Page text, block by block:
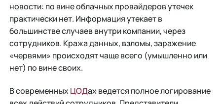
новости: по вине облачных провайдеров утечек
практически нет. Информация утекает в
большинстве случаев внутри компании, через
сотрудников. Кража данных, взломы, заражение
«червями» происходят чаще всего (умышленно или
нет) по вине своих.
В современныхЦОДах ведется полное логирование